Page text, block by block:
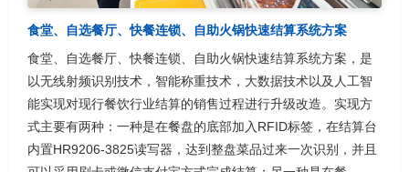
食堂、自选餐厅、快餐连锁、自助火锅快速结算系统方案
食堂、自选餐厅、快餐连锁、自助火锅快速结算系统方案，是
以无线射频识别技术，智能称重技术，大数据技术以及人工智
能实现对现行餐饮行业结算的销售过程进行升级改造。实现方
式主要有两种：一种是在餐盘的底部加入RFID标签，在结算台
内置HR9206-3825读写器，达到整盘菜品过来一次识别，并且